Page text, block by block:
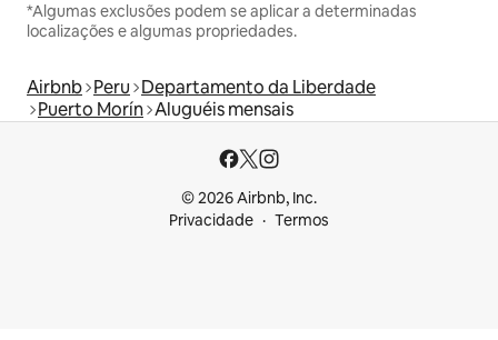
*Algumas exclusões podem se aplicar a determinadas
localizações e algumas propriedades.
Airbnb Peru Departamento da Liberdade
Puerto Morín Aluguéis mensais
© 2026 Airbnb, Inc.
Privacidade
Termos